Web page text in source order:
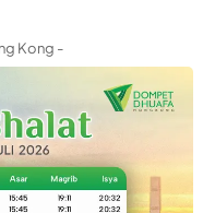
Kong -